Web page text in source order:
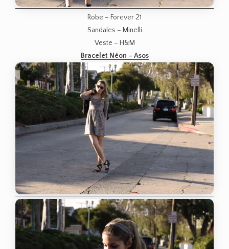
Robe – Forever 21
Sandales – Minelli
Veste – H&M
Bracelet Néon – Asos